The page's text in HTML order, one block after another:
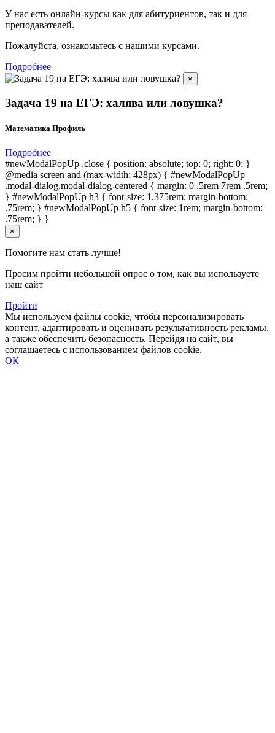
У нас есть онлайн-курсы как для абитуриентов, так и для
преподавателей.
Пожалуйста, ознакомьтесь с нашими курсами.
Подробнее
×
Задача 19 на ЕГЭ: халява или ловушка?
Математика Профиль
Подробнее
#newModalPopUp .close { position: absolute; top: 0; right: 0; }
@media screen and (max-width: 428px) { #newModalPopUp
.modal-dialog.modal-dialog-centered { margin: 0 .5rem 7rem .5rem;
} #newModalPopUp h3 { font-size: 1.375rem; margin-bottom:
.75rem; } #newModalPopUp h5 { font-size: 1rem; margin-bottom:
.75rem; } }
×
Помогите нам стать лучше!
Просим пройти небольшой опрос о том, как вы используете
наш сайт
Пройти
Мы используем файлы cookie, чтобы персонализировать
контент, адаптировать и оценивать результативность рекламы,
а также обеспечить безопасность. Перейдя на сайт, вы
соглашаетесь с использованием файлов cookie.
ОК